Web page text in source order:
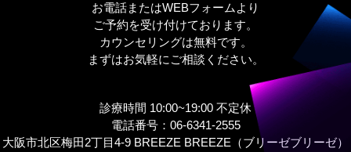
お電話またはWEBフォームより
ご予約を受け付けております。
カウンセリングは無料です。
まずはお気軽にご相談ください。
診療時間 10:00~19:00 不定休
電話番号：06-6341-2555
大阪市北区梅田2丁目4-9 BREEZE BREEZE（ブリーゼブリーゼ）